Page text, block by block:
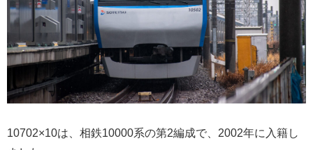
10702×10は、相鉄10000系の第2編成で、2002年に入籍し